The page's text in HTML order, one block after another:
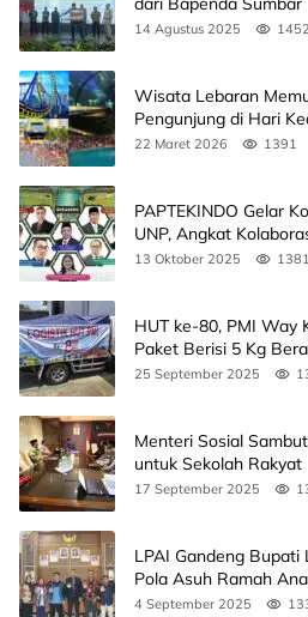
14 Agustus 2025 1452
Wisata Lebaran
Pengunjung di Hari
22 Maret 2026 1391
PAPTEKINDO Gelar
UNP, Angkat
Agendanya
13 Oktober 2025 1381
HUT ke-80, PMI Way
Paket Berisi 5 Kg
25 September 2025
Menteri Sosial
untuk Sekolah Rakyat
17 September 2025
LPAI Gandeng
Pola Asuh Ramah
Ini Jadwalnya
4 September 2025